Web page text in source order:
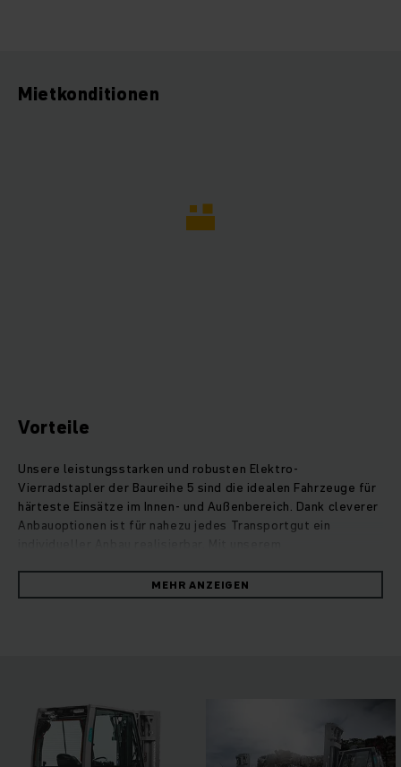
Mietkonditionen
Vorteile
Unsere leistungsstarken und robusten Elektro-
Vierradstapler der Baureihe 5 sind die idealen Fahrzeuge für
härteste Einsätze im Innen- und Außenbereich. Dank cleverer
Anbauoptionen ist für nahezu jedes Transportgut ein
Hochleistungsstapler diese Aufgaben stets bei optimaler
Energie- und Kosteneffizienz. Messungen gemäß VDI-Zyklus
sich individuell an jedes Fahrer- und Einsatzprofil anpassen,
ermöglichen bei jeder Fahrt die volle Performance. Diverse
Assistenzsysteme und Ausstattungsoptionen garantieren
sicheres und effizientes Arbeiten – auch unter extremen
MEHR ANZEIGEN